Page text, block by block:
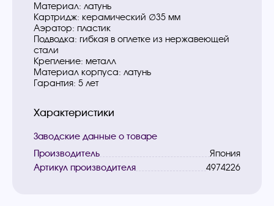
Материал: латунь
Картридж: керамический ∅35 мм
Аэратор: пластик
Подводка: гибкая в оплетке из нержавеющей
стали
Крепление: металл
Материал корпуса: латунь
Гарантия: 5 лет
Характеристики
Заводские данные о товаре
Производитель
Япония
Артикул производителя
4974226